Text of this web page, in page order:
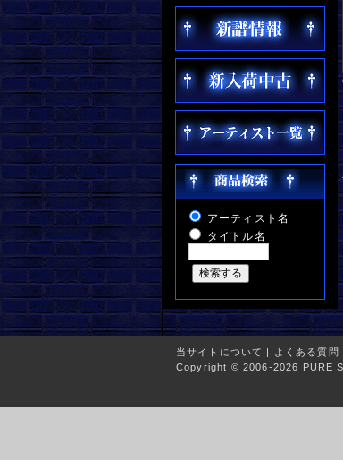
アーティスト名
タイトル名
当サイトについて | よくある質問
Copyright © 2006-2026 PURE